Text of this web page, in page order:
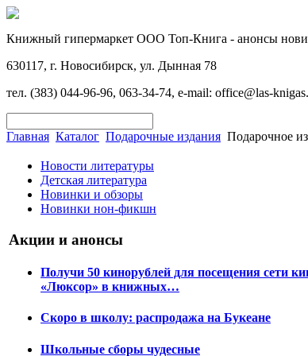
Книжный гипермаркет ООО Топ-Книга - анонсы
630117, г. Новосибирск, ул. Дынная 78
тел. (383) 044-96-96, 063-34-74, e-mail: office@las-
Главная Каталог Подарочные издания Подарочное
Новости литературы
Детская литература
Новинки и обзоры
Новинки нон-фикшн
Акции и анонсы
Получи 50 кинорублей для посещения сети
«Люксор» в книжных…
Скоро в школу: распродажа на Букеане
Школьные сборы чудесные